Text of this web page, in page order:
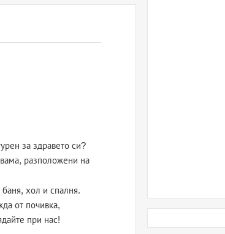
за здравето си?
разположени на
хол и спалня.
от почивка,
при нас!